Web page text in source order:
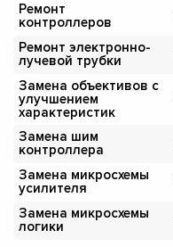
Ремонт
контроллеров
Ремонт электронно-
лучевой трубки
Замена объективов с
улучшением
характеристик
Замена шим
контроллера
Замена микросхемы
усилителя
Замена микросхемы
логики